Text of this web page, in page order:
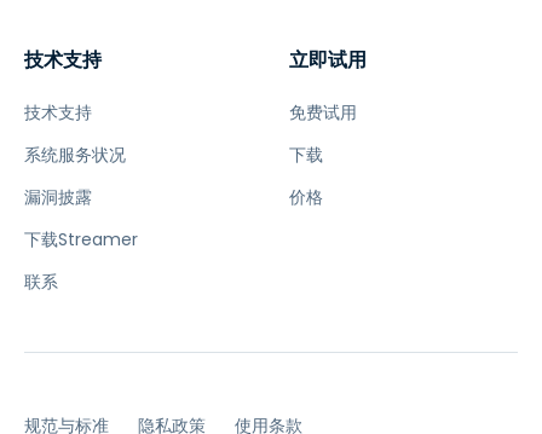
技术支持
技术支持
系统服务状况
漏洞披露
下载Streamer
联系
立即试用
免费试用
下载
价格
规范与标准 隐私政策 使用条款